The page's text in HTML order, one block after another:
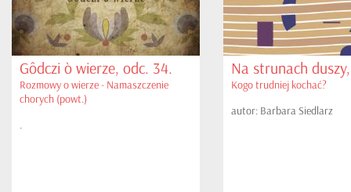
Gôdczi ò wierze, odc. 34.
Rozmowy o wierze - Namaszczenie
chorych (powt.)
.
Na strunach
Kogo trudniej kochać?
autor: Barbara Siedlarz